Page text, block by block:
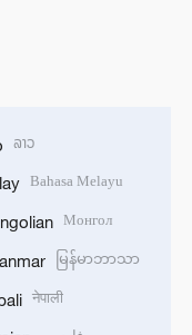
ລາວ
Bahasa Melayu
Монгол
မြန်မာဘာသာ
नेपाली